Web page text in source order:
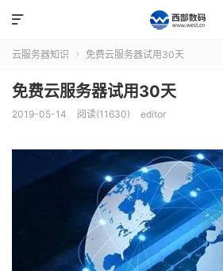

云服务器知识  免费云服务器试用30天
免费云服务器试用30天
2019-05-14 阅读(11630) editor